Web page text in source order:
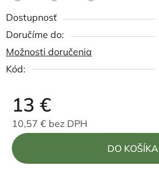
Dostupnosť
Možnosti doručenia
Kód:
13 €
10,57 € bez DPH
Jednotková cena:
DO KOŠÍKA